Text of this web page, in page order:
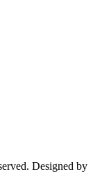
Designed by